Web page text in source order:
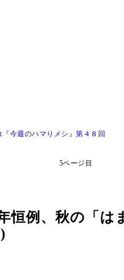
今週のハマりメシ』第４８回
5ページ目
恒例、秋の「